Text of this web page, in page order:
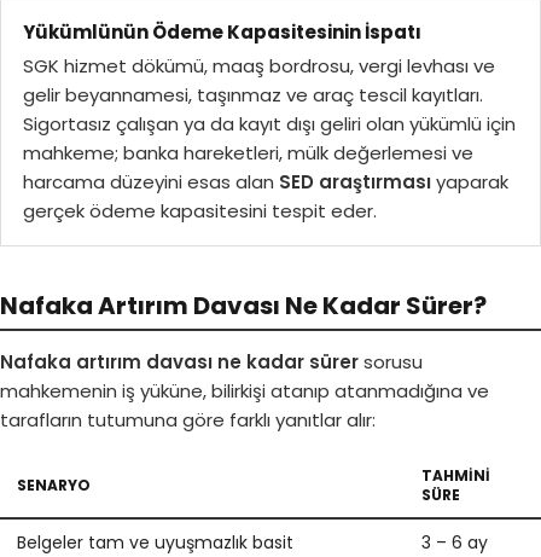
Yükümlünün Ödeme Kapasitesinin İspatı
SGK hizmet dökümü, maaş bordrosu, vergi levhası ve
gelir beyannamesi, taşınmaz ve araç tescil kayıtları.
Sigortasız çalışan ya da kayıt dışı geliri olan yükümlü için
mahkeme; banka hareketleri, mülk değerlemesi ve
harcama düzeyini esas alan SED araştırmasıyaparak
gerçek ödeme kapasitesini tespit eder.
Nafaka Artırım Davası Ne Kadar Sürer?
Nafaka artırım davası ne kadar sürersorusu
mahkemenin iş yüküne, bilirkişi atanıp atanmadığına ve
tarafların tutumuna göre farklı yanıtlar alır:
SENARYO
TAHMINI
SÜRE
Belgeler tam ve uyuşmazlık basit
3 – 6 ay